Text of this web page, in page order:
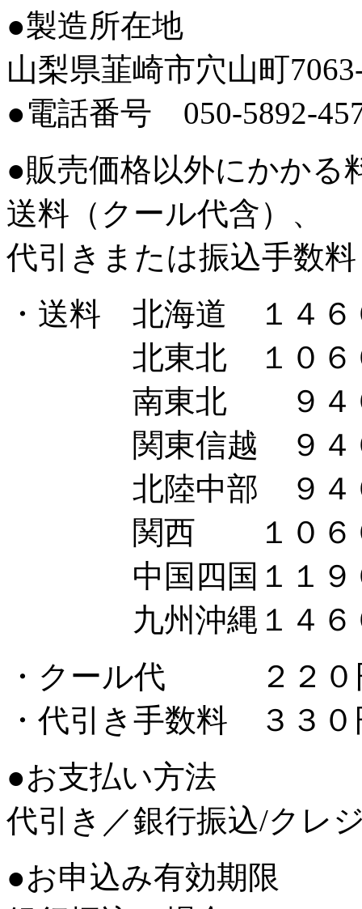
●製造所在地
山梨県韮崎市穴山町
●電話番号 050-5892-
●販売価格以外にかかる
送料（クール代含）、
代引きまたは振込手数料
・送料 北海道 １４６
北東北 １０６
南東北 ９４
関東信越 ９４
北陸中部 ９４
関西 １０６
中国四国１１９
九州沖縄１４６
・クール代 ２２０
・代引き手数料 ３３０
●お支払い方法
代引き／銀行振込/クレ
●お申込み有効期限